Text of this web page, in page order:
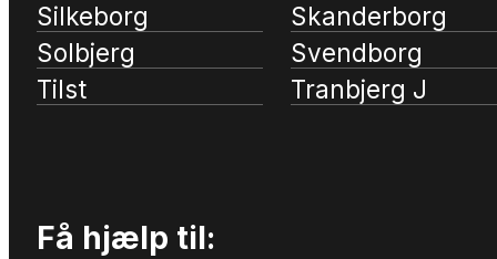
Silkeborg
Skanderborg
Solbjerg
Svendborg
Tilst
Tranbjerg J
Få hjælp til: